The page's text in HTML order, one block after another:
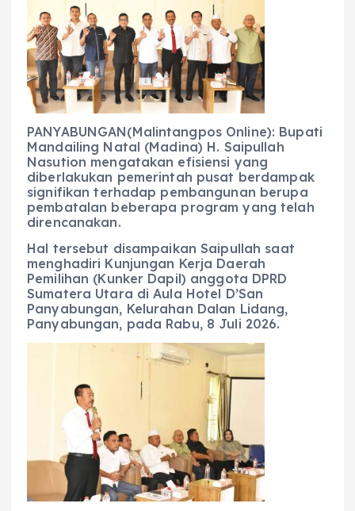
b
o
o
k
A
p
p
r
a
m
n
g
er
PANYABUNGAN(Malintangpos Online): Bupati
Mandailing Natal (Madina) H. Saipullah
Nasution mengatakan efisiensi yang
diberlakukan pemerintah pusat berdampak
signifikan terhadap pembangunan berupa
pembatalan beberapa program yang telah
direncanakan.
Hal tersebut disampaikan Saipullah saat
menghadiri Kunjungan Kerja Daerah
Pemilihan (Kunker Dapil) anggota DPRD
Sumatera Utara di Aula Hotel D’San
Panyabungan, Kelurahan Dalan Lidang,
Panyabungan, pada Rabu, 8 Juli 2026.